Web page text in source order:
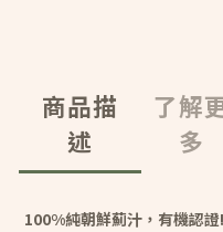
商品描
述
了解
多
100%純朝鮮薊汁，有機認